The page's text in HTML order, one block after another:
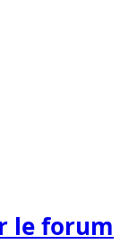
le forum